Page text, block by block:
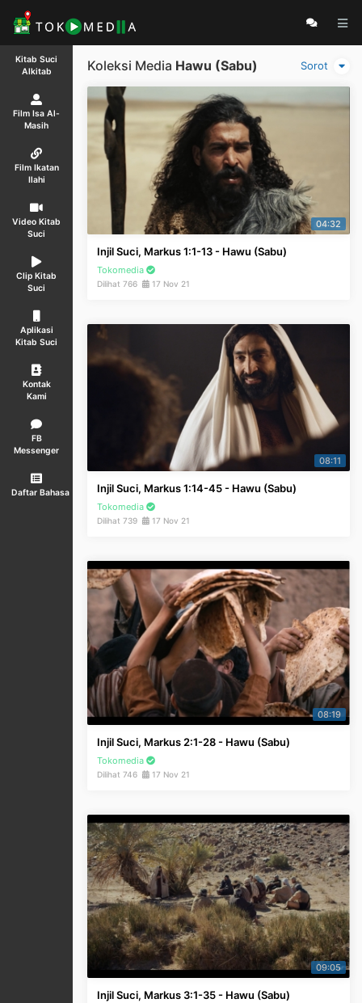
Kitab Suci
Alkitab
Film Isa Al-
Masih
Film Ikatan
Ilahi
Video Kitab
Suci
Clip Kitab
Suci
Aplikasi
Kitab Suci
Kontak
Kami
FB
Messenger
Daftar Bahasa
Sorot
Koleksi Media Hawu (Sabu)
04:32
Injil Suci, Markus 1:1-13 - Hawu (Sabu)
Tokomedia
Dilihat 766 17 Nov 21
08:11
Injil Suci, Markus 1:14-45 - Hawu (Sabu)
Tokomedia
Dilihat 739 17 Nov 21
08:19
Injil Suci, Markus 2:1-28 - Hawu (Sabu)
Tokomedia
Dilihat 746 17 Nov 21
09:05
Injil Suci, Markus 3:1-35 - Hawu (Sabu)